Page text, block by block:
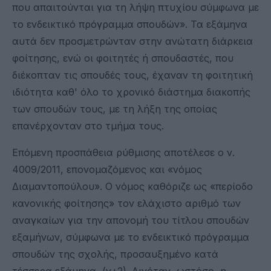
που απαιτούνται για τη λήψη πτυχίου σύμφωνα με
το ενδεικτικό πρόγραμμα σπουδών». Τα εξάμηνα
αυτά δεν προσμετρώνταν στην ανώτατη διάρκεια
φοίτησης, ενώ οι φοιτητές ή σπουδαστές, που
διέκοπταν τις σπουδές τους, έχαναν τη φοιτητική
ιδιότητα καθ' όλο το χρονικό διάστημα διακοπής
των σπουδών τους, με τη λήξη της οποίας
επανέρχονταν στο τμήμα τους.
Επόμενη προσπάθεια ρύθμισης αποτέλεσε ο ν.
4009/2011, επονομαζόμενος και «νόμος
Διαμαντοπούλου». Ο νόμος καθόριζε ως «περίοδο
κανονικής φοίτησης» τον ελάχιστο αριθμό των
αναγκαίων για την απονομή του τίτλου σπουδών
εξαμήνων, σύμφωνα με το ενδεικτικό πρόγραμμα
σπουδών της σχολής, προσαυξημένο κατά